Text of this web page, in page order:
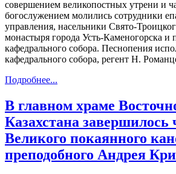
совершением великопостных утрени и
богослужением молились сотрудники
управления, насельники Свято-
монастыря города Усть-Каменогорска и
кафедрального собора. Песнопения
кафедрального собора, регент Н.
Подробнее...
В главном храме
Казахстана завершилось
Великого покаянного
преподобного Андрея